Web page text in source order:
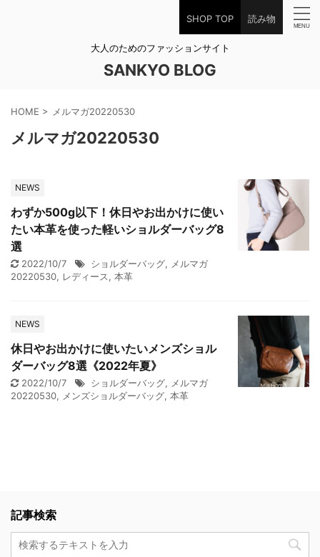
SHOP TOP 読み物
大人のためのファッションサイト
SANKYO BLOG
HOME > メルマガ20220530
メルマガ20220530
NEWS
わずか500g以下！休日やお出かけに使い
たい本革を使った軽いショルダーバッグ8
選
2022/10/7 ショルダーバッグ, メルマガ
20220530, レディース, 本革
NEWS
休日やお出かけに使いたいメンズショル
ダーバッグ8選《2022年夏》
2022/10/7 ショルダーバッグ, メルマガ
20220530, メンズショルダーバッグ, 本革
記事検索